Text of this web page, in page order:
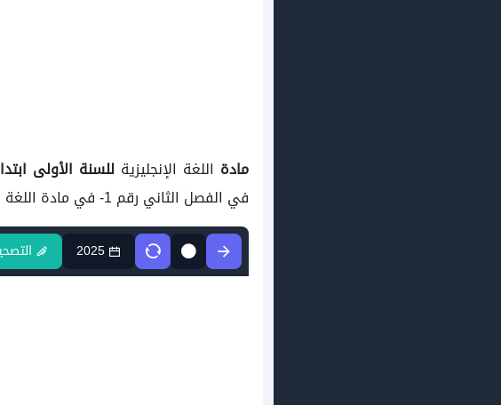
مادة اللغة الإنجليزية للسنة الأولى
في الفصل الثاني رقم 1- في مادة اللغة الإنجليزية
2025